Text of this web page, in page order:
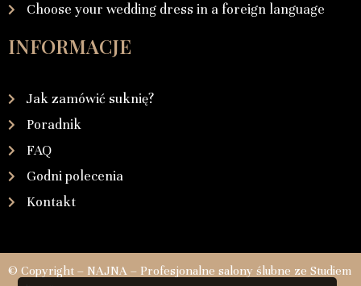
Choose your wedding dress in a foreign language
INFORMACJE
Jak zamówić suknię?
Poradnik
FAQ
Godni polecenia
Kontakt
© Copyright – NAJNA – Profesjonalne salony ślubne ze Studiem